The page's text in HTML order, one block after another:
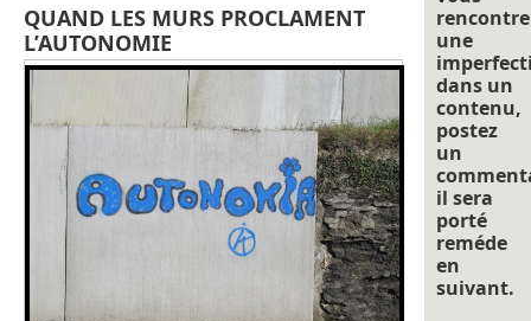
QUAND LES MURS PROCLAMENT
L’AUTONOMIE
une
dans un
contenu,
postez
un
il sera
porté
reméde
en
suivant.